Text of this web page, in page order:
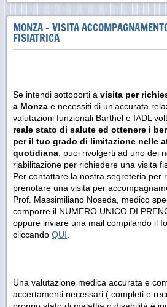
MONZA - VISITA
FISIATRICA
Se intendi sottoporti a visita per
a Monza e necessiti di un'accurata
valutazioni funzionali Barthel e IADL
reale stato di salute ed ottenere i
per il tuo grado di limitazione nelle
quotidiana, puoi rivolgerti ad uno dei
riabilitazione per richiedere una visita
Per contattare la nostra segreteria per
prenotare una visita per
Prof. Massimiliano Noseda, medico
comporre il NUMERO UNICO DI
oppure inviare una mail compilando il
cliccando QUI.
Una valutazione medica accurata e
accertamenti necessari ( completi e